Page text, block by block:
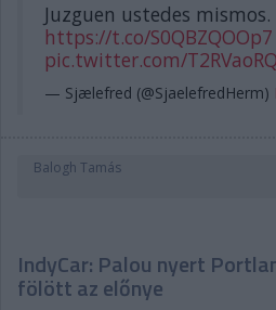
Juzguen ustedes mismos.
https://t.co/S0QBZQOOp7
pic.twitter.com/
— Sjælefred (@SjaelefredHerm)
Balogh Tamás
IndyCar: Palou nyert
fölött az előnye